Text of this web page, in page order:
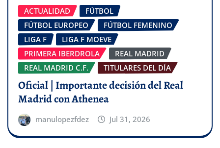
ACTUALIDAD
FÚTBOL
FÚTBOL EUROPEO
FÚTBOL FEMENINO
LIGA F
LIGA F MOEVE
PRIMERA IBERDROLA
REAL MADRID
REAL MADRID C.F.
TITULARES DEL DÍA
Oficial | Importante decisión del Real
Madrid con Athenea
manulopezfdez Jul 31, 2026